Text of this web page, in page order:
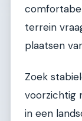
terrein
plaatsen
Zoek
voorzichtig
in een